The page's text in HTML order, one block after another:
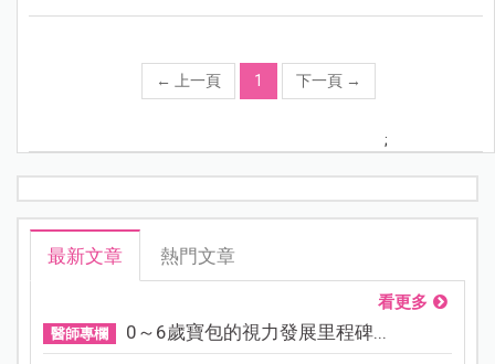
← 上一頁 1 下一頁 →
;
最新文章 熱門文章
看更多
醫師專欄 0～6歲寶包的視力發展里程碑...